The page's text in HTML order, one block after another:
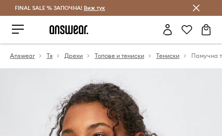
Спестявай с Answear Club
FINAL SALE % ЗАПОЧНА! Виж тук
Answear Тя Дрехи Топове и тениски Тениски